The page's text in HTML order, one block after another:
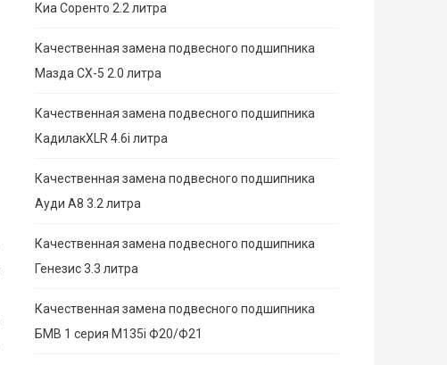
Киа Соренто 2.2 литра
Качественная замена подвесного подшипника
Мазда СХ-5 2.0 литра
Качественная замена подвесного подшипника
КадилакXLR 4.6i литра
Качественная замена подвесного подшипника
Ауди А8 3.2 литра
Качественная замена подвесного подшипника
Генезис 3.3 литра
Качественная замена подвесного подшипника
БМВ 1 серия M135i Ф20/Ф21